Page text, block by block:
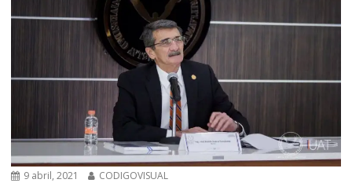
9 abril, 2021 CODIGOVISUAL